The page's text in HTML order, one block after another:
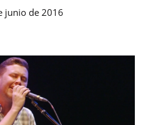
junio de 2016